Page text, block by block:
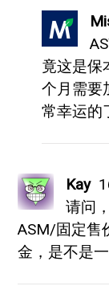
竟这是保
个月需要
常幸运的
Kay
请问
ASM/固定售
金，是不是